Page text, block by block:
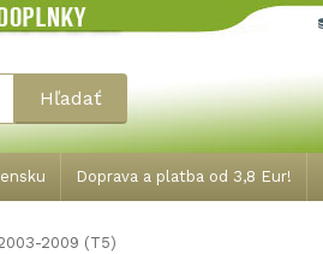
Doprava a platba od 3,8 Eur!
Hľadať
2009 (T5)